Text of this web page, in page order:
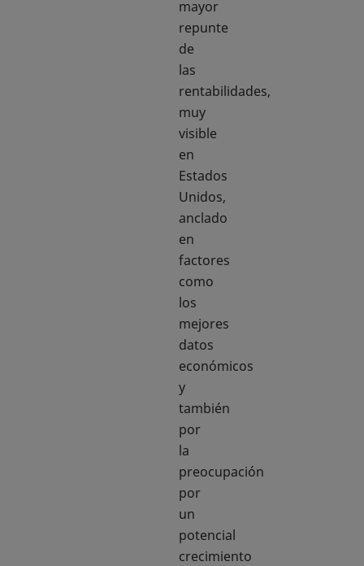
mayor
repunte
de
las
rentabilidades,
muy
visible
en
Estados
Unidos,
anclado
en
factores
como
los
mejores
datos
económicos
y
también
por
la
preocupación
por
un
potencial
crecimiento